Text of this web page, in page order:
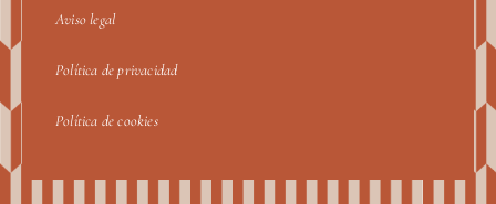
Aviso legal
Política de privacidad
Política de cookies